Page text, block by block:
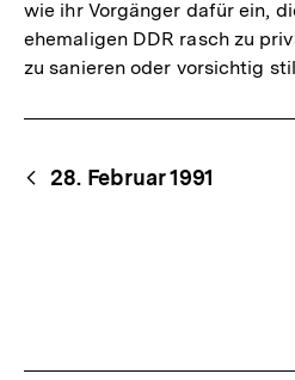
wie ihr Vorgänger dafür ein,
ehemaligen DDR rasch zu
zu sanieren oder vorsichtig
Content-
Navigation
28. Februar 1991